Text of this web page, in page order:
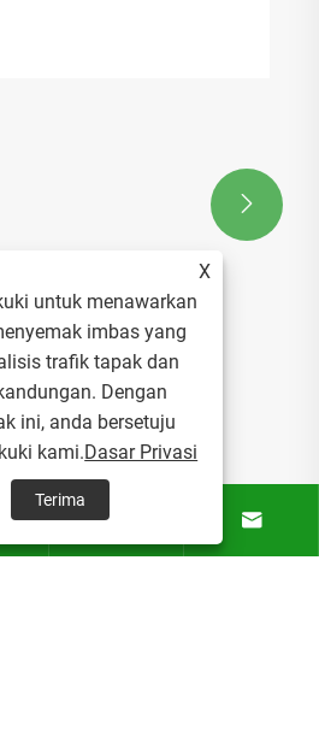
Penyembur
Rumah Hijau

 
X
untuk menawarkan
imbas yang
trafik tapak dan
Dengan
ini, anda bersetuju
kami.Dasar Privasi
Terima